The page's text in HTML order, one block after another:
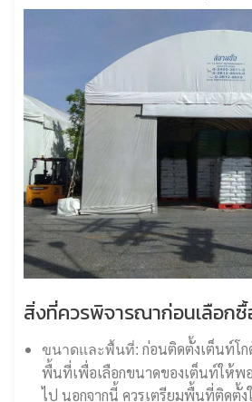
สิ่งที่ควรพิจารณาก่อนเลือกซื้
ขนาดและพื้นที่: ก่อนติดตั้งเต็นท์โก
พื้นที่เพื่อเลือกขนาดของเต็นท์ให้พ
ไป นอกจากนี้ ควรเตรียมพื้นที่ติดตั้